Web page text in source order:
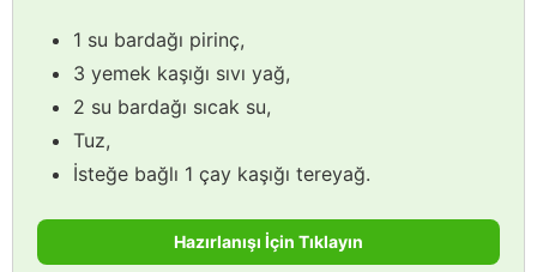
1 su bardağı pirinç,
3 yemek kaşığı sıvı yağ,
2 su bardağı sıcak su,
Tuz,
İsteğe bağlı 1 çay kaşığı tereyağ.
Hazırlanışı İçin Tıklayın